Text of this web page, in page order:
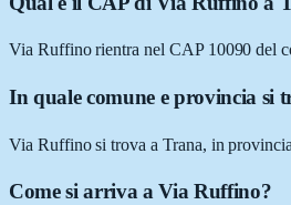
Via Ruffino rientra nel CAP 10090 del
In quale comune e provincia si
Via Ruffino si trova a Trana, in
Come si arriva a Via Ruffino?